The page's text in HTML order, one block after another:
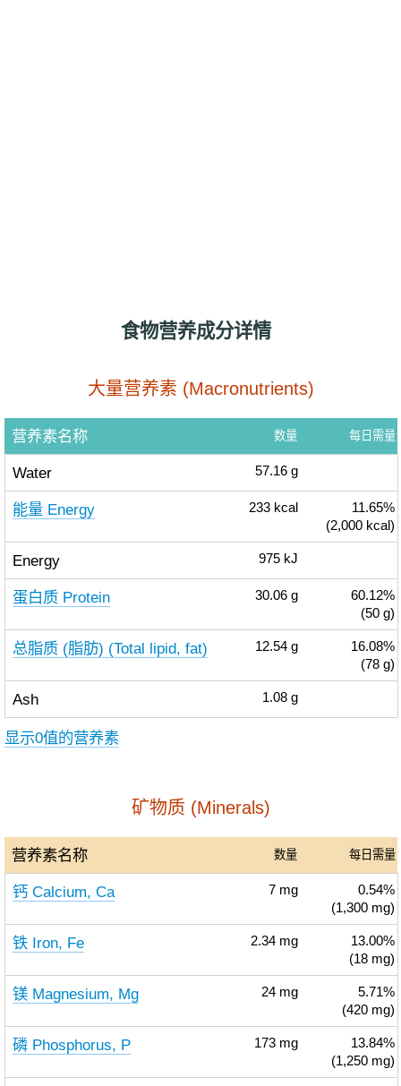
食物营养成分详情
大量营养素 (Macronutrients)
营养素名称 数量 每日需量
Water 57.16 g
能量 Energy 233 kcal
11.65%
(2,000 kcal)
Energy 975 kJ
蛋白质 Protein 30.06 g
60.12%
(50 g)
总脂质 (脂肪) (Total lipid, fat) 12.54 g
16.08%
(78 g)
Ash 1.08 g
显示0值的营养素
矿物质 (Minerals)
营养素名称 数量 每日需量
钙 Calcium, Ca 7 mg
0.54%
(1,300 mg)
铁 Iron, Fe 2.34 mg
13.00%
(18 mg)
镁 Magnesium, Mg 24 mg
5.71%
(420 mg)
磷 Phosphorus, P 173 mg
13.84%
(1,250 mg)